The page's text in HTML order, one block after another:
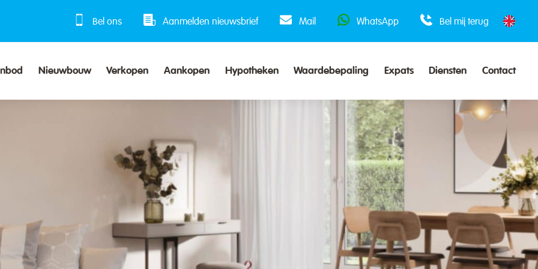
Bel ons Aanmelden nieuwsbrief Mail WhatsApp Bel mij terug
Nieuwbouw Verkopen Aankopen Hypotheken Waardebepaling Expats Diensten Contact